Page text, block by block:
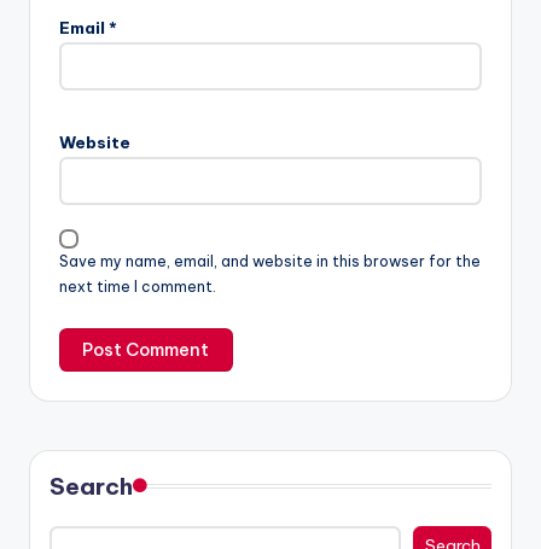
Email *
Website
Save my name, email, and website in this browser for the
next time I comment.
Search